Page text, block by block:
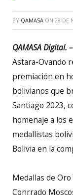
BY QAMASA ON 28 DE
QAMASA Digital. –
Astara-Ovando
premiación en
bolivianos que
Santiago 2023,
homenaje a los
medallistas
Bolivia en la
Medallas de Oro
Conrrado